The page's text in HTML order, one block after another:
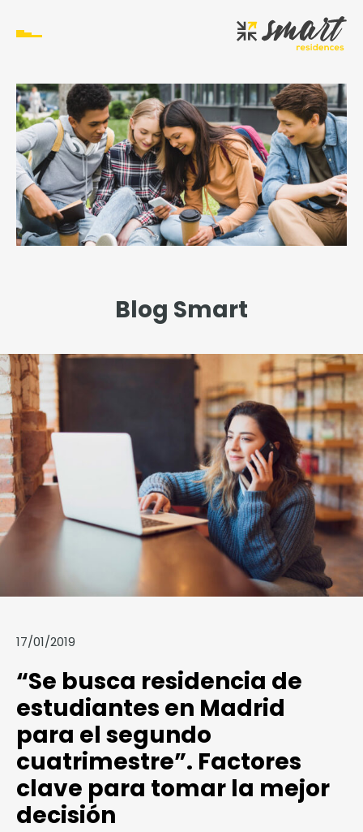
Blog Smart
17/01/2019
“Se busca residencia de
estudiantes en Madrid
para el segundo
cuatrimestre”. Factores
clave para tomar la mejor
decisión